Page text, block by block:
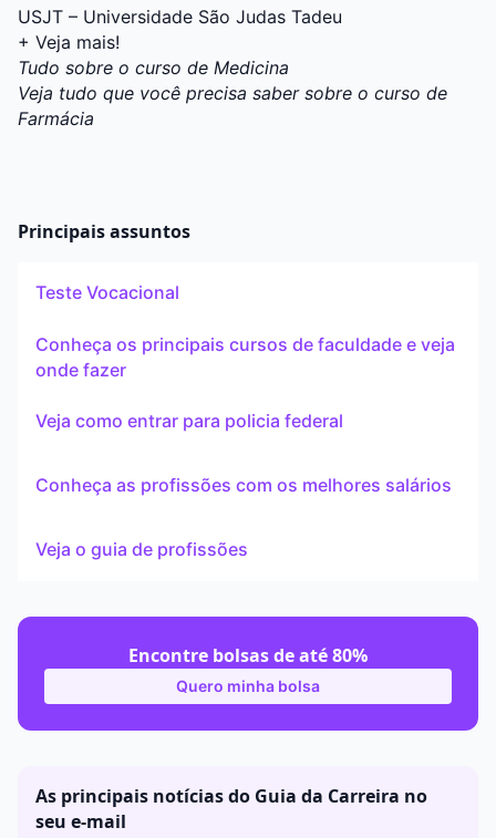
USJT – Universidade São Judas Tadeu
+ Veja mais!
Tudo sobre o curso de Medicina
Veja tudo que você precisa saber sobre o curso de
Farmácia
Principais assuntos
Teste Vocacional
Conheça os principais cursos de faculdade e veja
onde fazer
Veja como entrar para policia federal
Conheça as profissões com os melhores salários
Veja o guia de profissões
Encontre bolsas de até 80%
Quero minha bolsa
As principais notícias do Guia da Carreira no
seu e-mail